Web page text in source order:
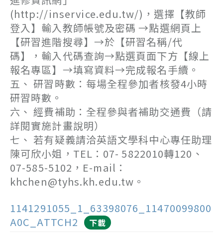
(http://inservice.edu.tw/)，選擇【教師
登入】輸入教師帳號及密碼 →點選網頁上
【研習進階搜尋】→於【研習名稱/代
碼】，輸入代碼查詢→點選頁面下方【線上
報名專區】→填寫資料→完成報名手續。
五、 研習時數：每場全程參加者核發4小時
研習時數。
六、 經費補助：全程參與者補助交通費（請
詳閱實施計畫說明）
七、 若有疑義請洽英語文學科中心專任助理
陳可欣小姐，TEL：07- 5822010轉120、
07-585-5102，E-mail：
khchen@tyhs.kh.edu.tw。
1141291055_1_63398076_11470099800
A0C_ATTCH2
下載